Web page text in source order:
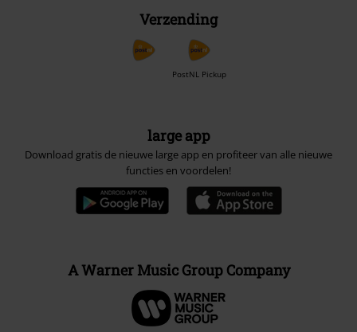
Verzending
PostNL Pickup
large app
Download gratis de nieuwe large app en profiteer van alle nieuwe
functies en voordelen!
A Warner Music Group Company